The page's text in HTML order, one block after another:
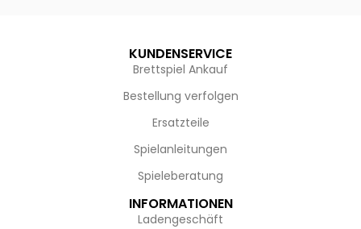
KUNDENSERVICE
Brettspiel Ankauf
Bestellung verfolgen
Ersatzteile
Spielanleitungen
Spieleberatung
INFORMATIONEN
Ladengeschäft